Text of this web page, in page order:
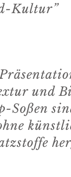
Kultur”
und
Soßen